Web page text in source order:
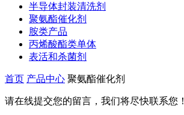
半导体封装清洗剂
聚氨酯催化剂
胺类产品
丙烯酸酯类单体
表活和杀菌剂
首页 产品中心 聚氨酯催化剂
请在线提交您的留言，我们将尽快联系您！